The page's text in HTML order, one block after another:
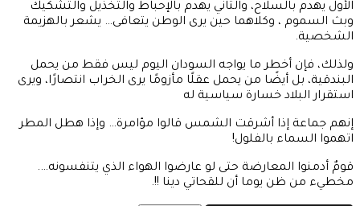
الأول يهدم بالسلاح، والثاني يهدم بالإحباط والتخذيل والتشكيك
وبث السموم ، وكلاهما حين يرى الوطن يتعافى… يشعر بالهزيمة
الشخصية.
ولذلك، فإن أخطر ما يواجه السودان اليوم ليس فقط من يحمل
البندقية، بل أيضًا من يحمل عقلًا مأزومًا يرى الخراب انتصارًا، ويرى
استقرار البلاد خسارة سياسية له
إنهم جماعة إذا أشرقت الشمس قالوا مؤامرة… وإذا هطل المطر
اتهموا السماء بالفلول!
قومٌ أدمنوا المعارضة حتى لو عارضوا الهواء الذي يتنفسونه….
مخطيء من ظن يوما أن للقحاتي دينا !!.